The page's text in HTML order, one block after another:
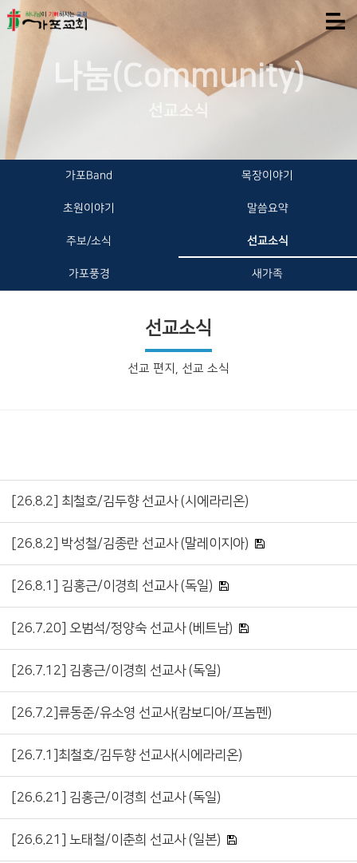
나눔(Community)
선교소식
가포Band 목장이야기
초원이야기 말씀요약
주보/소식 선교소식
가포풍경 새가족
선교소식
선교 편지, 선교 소식
[26.8.2] 최철호/김두향 선교사 (시에라리온)
[26.8.2] 박성철/김종란 선교사 (말레이지아)
[26.8.1] 김홍근/이경희 선교사 (독일)
[26.7.20] 오범석/정양숙 선교사 (베트남)
[26.7.12] 김홍근/이경희 선교사 (독일)
[26.7.2]류동준/유소영 선교사(캄보디아/프놈펜)
[26.7.1]최철호/김두향 선교사(시에라리온)
[26.6.21] 김홍근/이경희 선교사 (독일)
[26.6.21] 노태철/이춘희 선교사 (일본)